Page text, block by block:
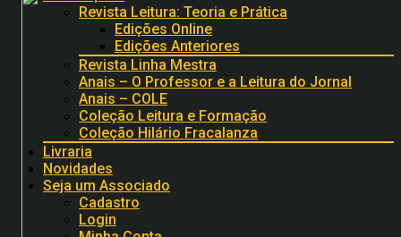
Revista Leitura: Teoria e Prática
Edições Online
Edições Anteriores
Revista Linha Mestra
Anais – O Professor e a Leitura do Jornal
Anais – COLE
Coleção Leitura e Formação
Coleção Hilário Fracalanza
Livraria
Novidades
Seja um Associado
Cadastro
Login